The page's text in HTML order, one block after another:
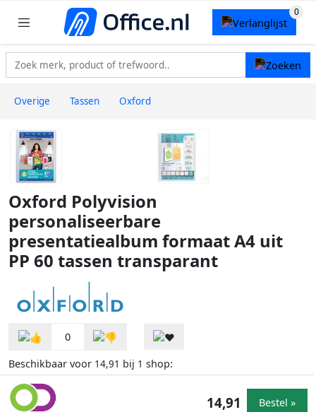
Overige Tassen Oxford
Oxford Polyvision
personaliseerbare
presentatiealbum formaat A4 uit
PP 60 tassen transparant
0
Beschikbaar voor 14,91 bij 1 shop:
14,91 Bestel »